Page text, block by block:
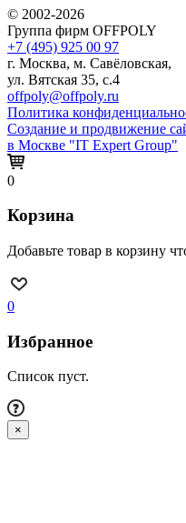
© 2002-2026
Группа фирм OFFPOLY
+7 (495) 925 00 97
г. Москва, м. Савёловская,
ул. Вятская 35, с.4
offpoly@offpoly.ru
Политика
Создание и продвижение
в Москве "IT Expert Group"
0
Корзина
Добавьте товар в корзину
0
Избранное
Список пуст.
×